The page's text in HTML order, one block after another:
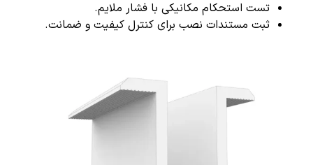
تست استحکام مکانیکی با فشار ملایم.
ثبت مستندات نصب برای کنترل کیفیت و ضمانت.